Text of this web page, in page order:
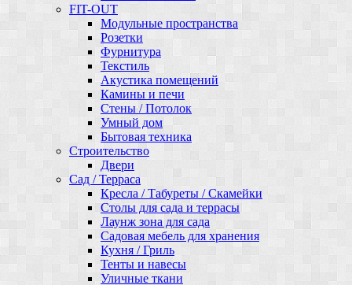
FIT-OUT
Модульные пространства
Розетки
Фурнитура
Текстиль
Акустика помещений
Камины и печи
Стены / Потолок
Умный дом
Бытовая техника
Строительство
Двери
Сад / Терраса
Кресла / Табуреты / Скамейки
Столы для сада и террасы
Лаунж зона для сада
Садовая мебель для хранения
Кухня / Гриль
Тенты и навесы
Уличные ткани